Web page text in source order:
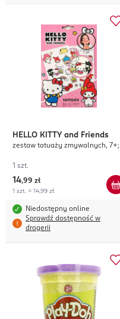
HELLO KITTY and Friends
zestaw tatuaży zmywalnych, 7+;
1 szt.
14,99 zł
1 szt. = 14,99 zł
Niedostępny online
Sprawdź dostępność w
drogerii